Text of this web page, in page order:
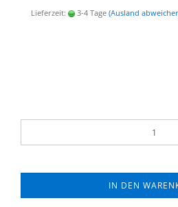
Lieferzeit: 3-4 Tage (Ausland
IN DEN